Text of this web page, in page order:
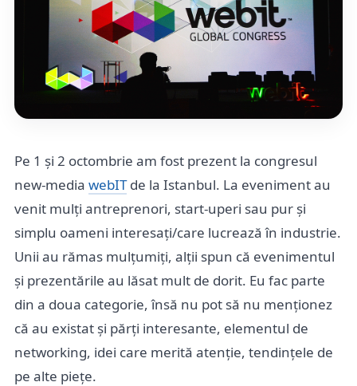
Pe 1 și 2 octombrie am fost prezent la congresul
new-media webITde la Istanbul. La eveniment au
venit mulți antreprenori, start-uperi sau pur și
simplu oameni interesați/care lucrează în industrie.
Unii au rămas mulțumiți, alții spun că evenimentul
și prezentările au lăsat mult de dorit. Eu fac parte
din a doua categorie, însă nu pot să nu menționez
că au existat și părți interesante, elementul de
networking, idei care merită atenție, tendințele de
pe alte piețe.